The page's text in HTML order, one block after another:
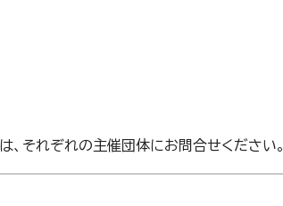
、それぞれの主催団体にお問合せください。